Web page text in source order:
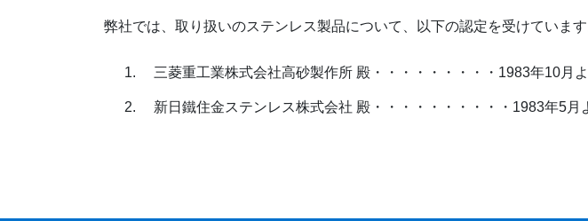
弊社では、取り扱いのステンレス製品について、以下の認定を受けています
三菱重工業株式会社高砂製作所 殿・・・・・・・・・1983年10月よ
新日鐵住金ステンレス株式会社 殿・・・・・・・・・・1983年5月